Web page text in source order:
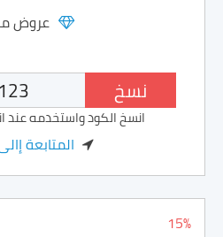
عروض
نسخ
انسخ الكود واستخدمه عند
المتابعة
15%